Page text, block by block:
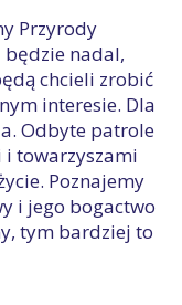
Przyrody
będzie nadal,
chcieli zrobić
interesie. Dla
Odbyte patrole
i towarzyszami
Poznajemy
i jego bogactwo
tym bardziej to